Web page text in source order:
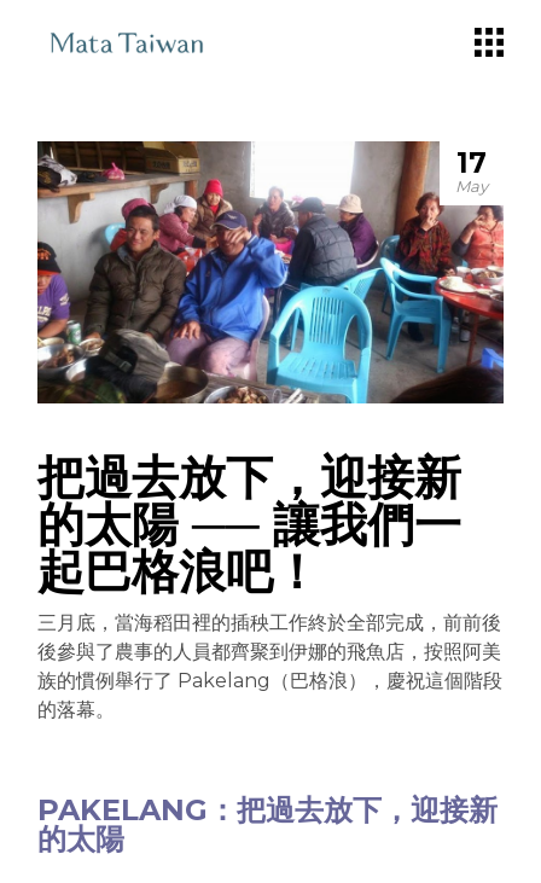
17
May
把過去放下，迎接新
的太陽 ── 讓我們一
起巴格浪吧！
三月底，當海稻田裡的插秧工作終於全部完成，前前後
後參與了農事的人員都齊聚到伊娜的飛魚店，按照阿美
族的慣例舉行了 Pakelang（巴格浪），慶祝這個階段
的落幕。
PAKELANG：把過去放下，迎接新
的太陽